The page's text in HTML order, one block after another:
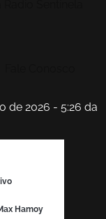
de 2026 - 5:26 da
Hamoy